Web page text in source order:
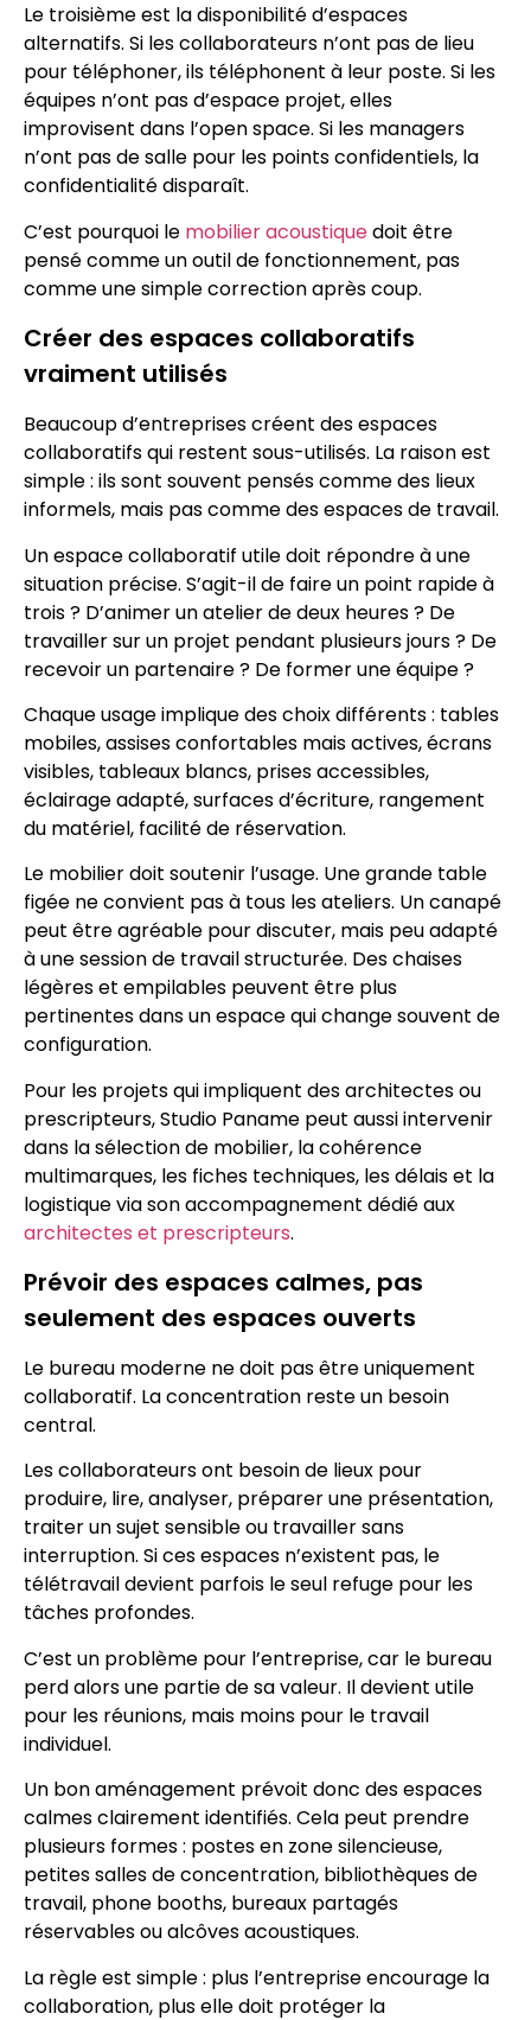
Le troisième est la disponibilité d’espaces
alternatifs. Si les collaborateurs n’ont pas de lieu
pour téléphoner, ils téléphonent à leur poste. Si les
équipes n’ont pas d’espace projet, elles
improvisent dans l’open space. Si les managers
n’ont pas de salle pour les points confidentiels, la
confidentialité disparaît.
C’est pourquoi le mobilier acoustiquedoit être
pensé comme un outil de fonctionnement, pas
comme une simple correction après coup.
Créer des espaces collaboratifs
vraiment utilisés
Beaucoup d’entreprises créent des espaces
collaboratifs qui restent sous-utilisés. La raison est
simple : ils sont souvent pensés comme des lieux
informels, mais pas comme des espaces de travail.
Un espace collaboratif utile doit répondre à une
situation précise. S’agit-il de faire un point rapide à
trois ? D’animer un atelier de deux heures ? De
travailler sur un projet pendant plusieurs jours ? De
recevoir un partenaire ? De former une équipe ?
Chaque usage implique des choix différents : tables
mobiles, assises confortables mais actives, écrans
visibles, tableaux blancs, prises accessibles,
éclairage adapté, surfaces d’écriture, rangement
du matériel, facilité de réservation.
Le mobilier doit soutenir l’usage. Une grande table
figée ne convient pas à tous les ateliers. Un canapé
peut être agréable pour discuter, mais peu adapté
à une session de travail structurée. Des chaises
légères et empilables peuvent être plus
pertinentes dans un espace qui change souvent de
configuration.
Pour les projets qui impliquent des architectes ou
prescripteurs, Studio Paname peut aussi intervenir
dans la sélection de mobilier, la cohérence
multimarques, les fiches techniques, les délais et la
logistique via son accompagnement dédié aux
architectes et prescripteurs.
Prévoir des espaces calmes, pas
seulement des espaces ouverts
Le bureau moderne ne doit pas être uniquement
collaboratif. La concentration reste un besoin
central.
Les collaborateurs ont besoin de lieux pour
produire, lire, analyser, préparer une présentation,
traiter un sujet sensible ou travailler sans
interruption. Si ces espaces n’existent pas, le
télétravail devient parfois le seul refuge pour les
tâches profondes.
C’est un problème pour l’entreprise, car le bureau
perd alors une partie de sa valeur. Il devient utile
pour les réunions, mais moins pour le travail
individuel.
Un bon aménagement prévoit donc des espaces
calmes clairement identifiés. Cela peut prendre
plusieurs formes : postes en zone silencieuse,
petites salles de concentration, bibliothèques de
travail, phone booths, bureaux partagés
réservables ou alcôves acoustiques.
La règle est simple : plus l’entreprise encourage la
collaboration, plus elle doit protéger la